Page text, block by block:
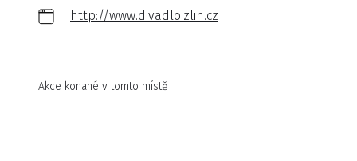
http://www.divadlo.zlin.cz
Akce konané v tomto místě